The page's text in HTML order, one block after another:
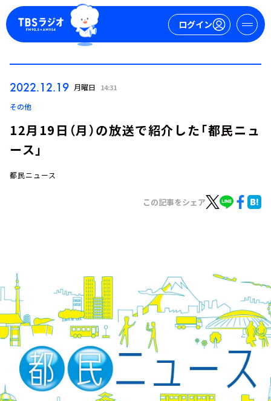
ログイン
イベント・グッズ
YouTube
会社情報
2022.12.19 月曜日 14:31
その他
12月19日（月）の放送で紹介した「都民ニュ
ース」
都民ニュース
この記事をシェア